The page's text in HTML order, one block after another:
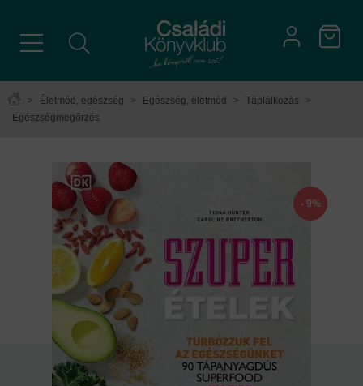
> Életmód, egészség > Egészség, életmód > Táplálkozás
>
Egészségmegőrzés
- 9%